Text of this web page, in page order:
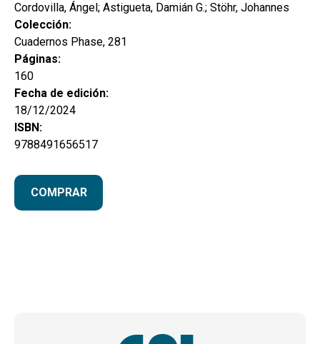
Cordovilla, Ángel; Astigueta, Damián G.; Stöhr, Johannes
Colección:
Cuadernos Phase, 281
Páginas:
160
Fecha de edición:
18/12/2024
ISBN:
9788491656517
COMPRAR